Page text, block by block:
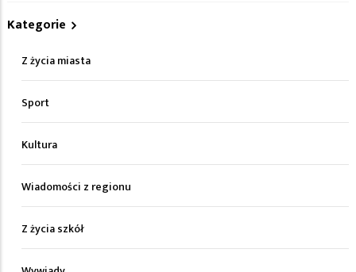
Kategorie
Z życia miasta
Sport
Kultura
Wiadomości z regionu
Z życia szkół